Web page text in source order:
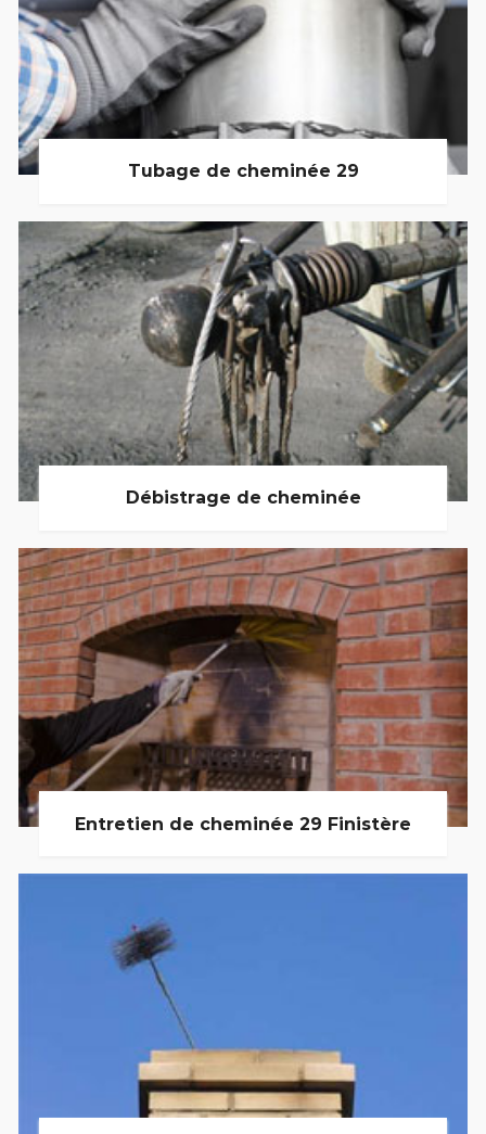
Tubage de cheminée 29
Débistrage de cheminée
Entretien de cheminée 29 Finistère